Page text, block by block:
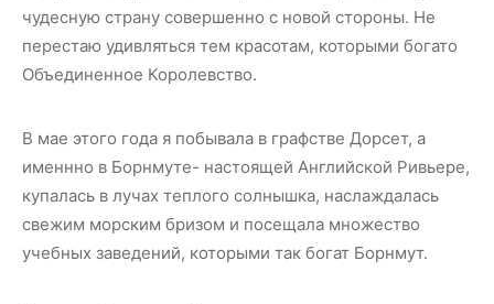
чудесную страну совершенно с новой стороны. Не
перестаю удивляться тем красотам, которыми богато
Объединенное Королевство.
В мае этого года я побывала в графстве Дорсет, а
именнно в Борнмуте- настоящей Английской Ривьере,
купалась в лучах теплого солнышка, наслаждалась
свежим морским бризом и посещала множество
учебных заведений, которыми так богат Борнмут.